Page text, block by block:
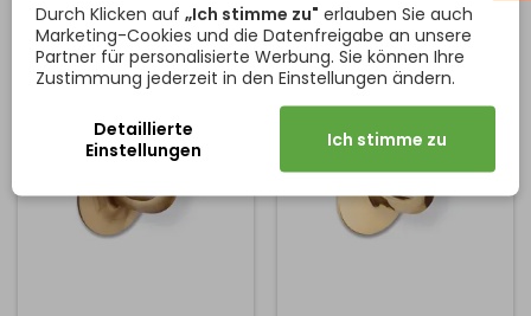
Durch Klicken auf „Ich stimme zu" erlauben Sie auch
Marketing-Cookies und die Datenfreigabe an unsere
Partner für personalisierte Werbung. Sie können Ihre
Zustimmung jederzeit in den Einstellungen ändern.
Detaillierte
Einstellungen
Ich stimme zu